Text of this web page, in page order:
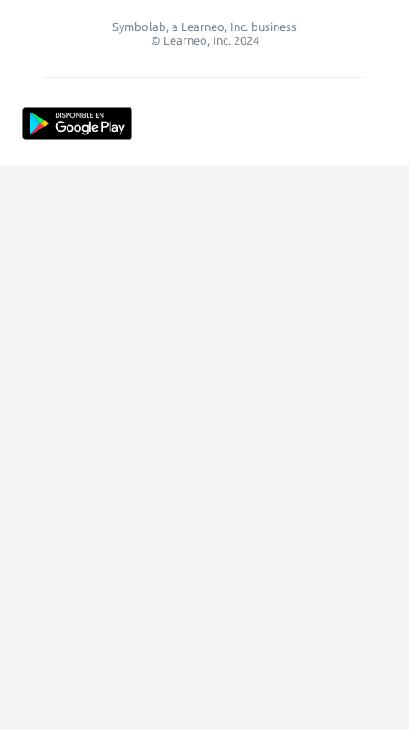
Symbolab, a Learneo, Inc. business
© Learneo, Inc. 2024